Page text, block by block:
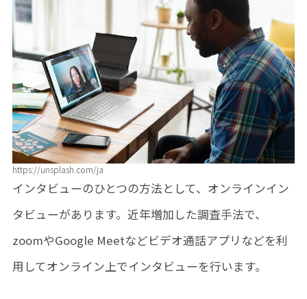
https://unsplash.com/ja
インタビューのひとつの方法として、オンラインイン
タビューがあります。近年増加した調査手法で、
zoomやGoogle Meetなどビデオ通話アプリなどを利
用してオンライン上でインタビューを行います。